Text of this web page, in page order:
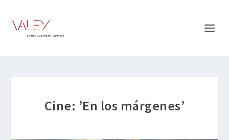
Cine: ’En los márgenes’